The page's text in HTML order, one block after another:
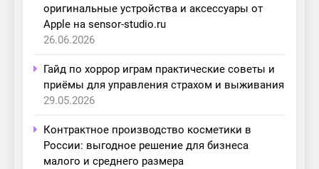
оригинальные устройства и аксессуары от
Apple на sensor-studio.ru
26.06.2026
Гайд по хоррор играм практические советы и
приёмы для управления страхом и выживания
29.05.2026
Контрактное производство косметики в
России: выгодное решение для бизнеса
малого и среднего размера